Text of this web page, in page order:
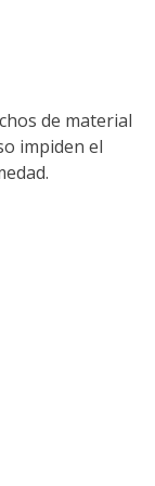
de material
impiden el